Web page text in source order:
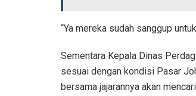
“Ya mereka sudah sanggup
Sementara Kepala Dinas
sesuai dengan kondisi Pasar
bersama jajarannya akan